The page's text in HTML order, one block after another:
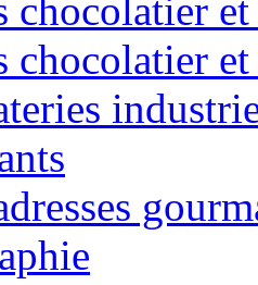
chocolatier
chocolatier